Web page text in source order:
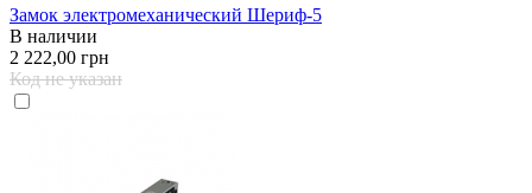
Замок электромеханический Шериф-5
В наличии
2 222,00 грн
Код не указан